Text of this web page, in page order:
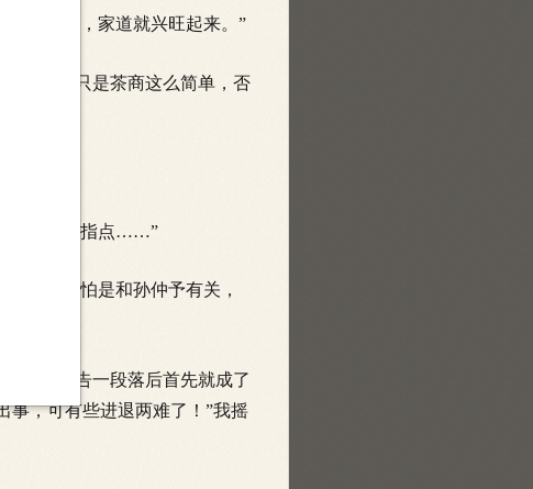
营有方，家道就兴旺起来。”
该不会只是茶商这么简单，否
水！”
半是受人指点……”
点，只怕是和孙仲予有关，
剿行动告一段落后首先就成了
事，可有些进退两难了！”我摇